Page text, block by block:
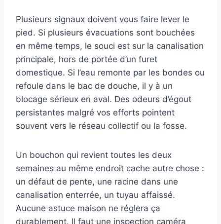
Plusieurs signaux doivent vous faire lever le
pied. Si plusieurs évacuations sont bouchées
en même temps, le souci est sur la canalisation
principale, hors de portée d’un furet
domestique. Si l’eau remonte par les bondes ou
refoule dans le bac de douche, il y à un
blocage sérieux en aval. Des odeurs d’égout
persistantes malgré vos efforts pointent
souvent vers le réseau collectif ou la fosse.
Un bouchon qui revient toutes les deux
semaines au même endroit cache autre chose :
un défaut de pente, une racine dans une
canalisation enterrée, un tuyau affaissé.
Aucune astuce maison ne réglera ça
durablement. Il faut une inspection caméra